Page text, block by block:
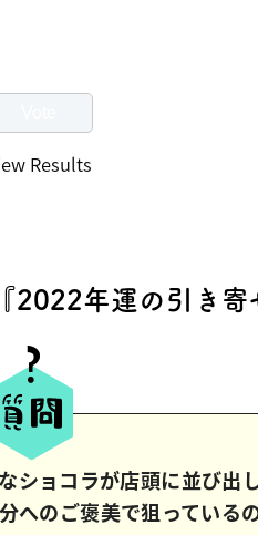
Results
2022年運の引き寄
ショコラが店頭に並び出
へのご褒美で狙っている